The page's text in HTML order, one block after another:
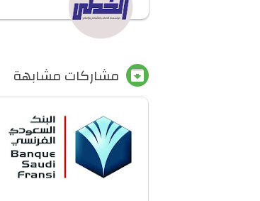
 مشاركات مشابهة